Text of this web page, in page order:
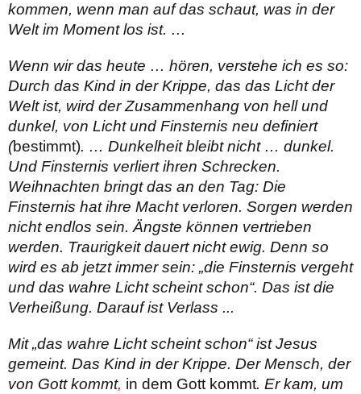
kommen, wenn man auf das schaut, was in der
Welt im Moment los ist. …
Wenn wir das heute … hören, verstehe ich es so:
Durch das Kind in der Krippe, das das Licht der
Welt ist, wird der Zusammenhang von hell und
dunkel, von Licht und Finsternis neu definiert
(bestimmt). … Dunkel­heit bleibt nicht … dunkel.
Und Finsternis verliert ihren Schrecken.
Weihnachten bringt das an den Tag: Die
Finsternis hat ihre Macht verloren. Sorgen werden
nicht endlos sein. Ängste können vertrieben
werden. Traurigkeit dauert nicht ewig. Denn so
wird es ab jetzt immer sein: „die Finsternis vergeht
und das wahre Licht scheint schon“. Das ist die
Verheißung. Darauf ist Verlass ...
Mit „das wahre Licht scheint schon“ ist Jesus
gemeint. Das Kind in der Krippe. Der Mensch, der
von Gott kommt, in dem Gott kommt. Er kam, um